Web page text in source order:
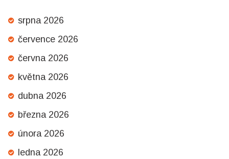
srpna 2026
července 2026
června 2026
května 2026
dubna 2026
března 2026
února 2026
ledna 2026